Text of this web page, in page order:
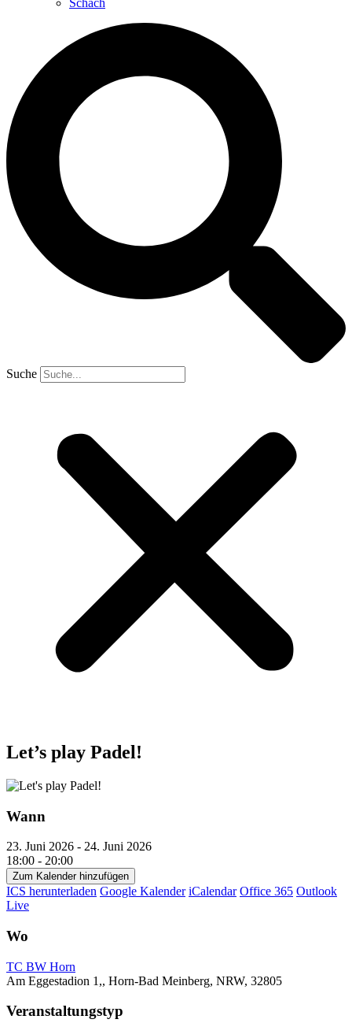
Schach
Suche
Let’s play Padel!
Wann
23. Juni 2026 - 24. Juni 2026
18:00 - 20:00
Zum Kalender hinzufügen
ICS herunterladen Google Kalender iCalendar Office 365 Outlook
Live
Wo
TC BW Horn
Am Eggestadion 1,, Horn-Bad Meinberg, NRW, 32805
Veranstaltungstyp